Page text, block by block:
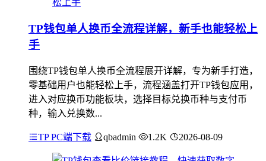
TP钱包单人换币全流程详解，新手也能轻松上
手
围绕TP钱包单人换币全流程展开详解，专为新手打造，
零基础用户也能轻松上手，流程涵盖打开TP钱包应用，
进入对应换币功能板块，选择目标兑换币种与支付币
种，输入兑换数...
TP PC端下载 qbadmin 1.2K 2026-08-09